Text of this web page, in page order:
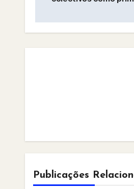
Publicações